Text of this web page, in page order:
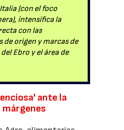
(con el foco
intensifica la
con las
de origen y marcas de
Ebro y el área de
ante la